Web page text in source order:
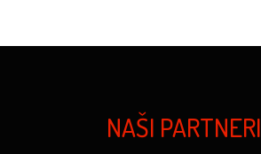
NAŠI PARTNERI